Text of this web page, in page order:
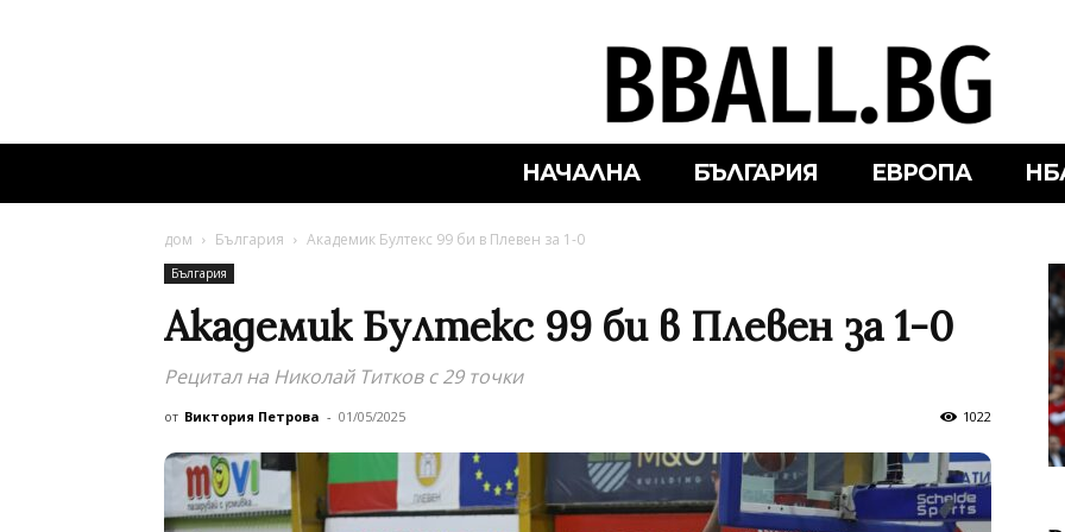
НАЧАЛНА БЪЛГАРИЯ ЕВРОПА
дом България Академик Бултекс 99 би в Плевен за 1-0
България
Академик Бултекс 99 би в Плевен за 1-0
Рецитал на Николай Титков с 29 точки
от Виктория Петрова - 01/05/2025 1022